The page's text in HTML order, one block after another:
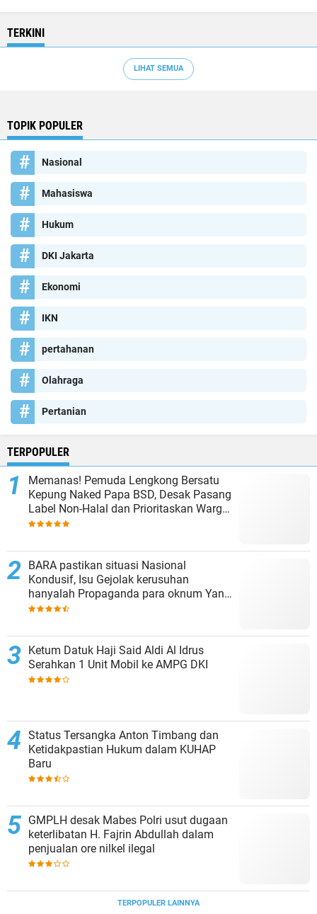
TERKINI
LIHAT SEMUA
TOPIK POPULER
Nasional
Mahasiswa
Hukum
DKI Jakarta
Ekonomi
IKN
pertahanan
Olahraga
Pertanian
TERPOPULER
Memanas! Pemuda Lengkong Bersatu
Kepung Naked Papa BSD, Desak Pasang
Label Non-Halal dan Prioritaskan Warga
Lokal
BARA pastikan situasi Nasional
Kondusif, Isu Gejolak kerusuhan
hanyalah Propaganda para oknum Yang
tidak cinta NKRI!!!
Ketum Datuk Haji Said Aldi Al Idrus
Serahkan 1 Unit Mobil ke AMPG DKI
Status Tersangka Anton Timbang dan
Ketidakpastian Hukum dalam KUHAP
Baru
GMPLH desak Mabes Polri usut dugaan
keterlibatan H. Fajrin Abdullah dalam
penjualan ore nilkel ilegal
TERPOPULER LAINNYA